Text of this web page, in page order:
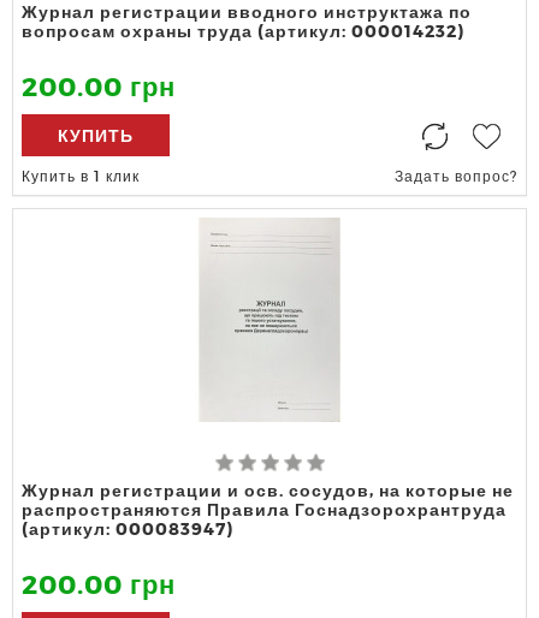
Журнал регистрации вводного инструктажа по
вопросам охраны труда (артикул: 000014232)
200.00 грн
КУПИТЬ
Купить в 1 клик Задать вопрос?
Журнал регистрации и осв. сосудов, на которые не
распространяются Правила Госнадзорохрантруда
(артикул: 000083947)
200.00 грн